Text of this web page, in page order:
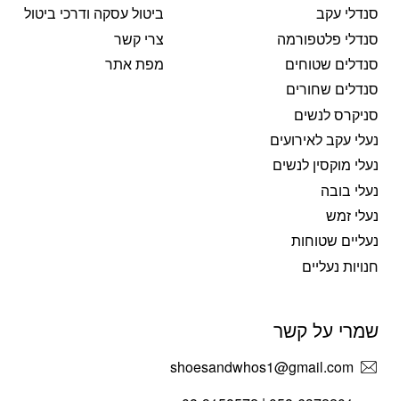
סנדלי עקב
סנדלי פלטפורמה
סנדלים שטוחים
סנדלים שחורים
סניקרס לנשים
נעלי עקב לאירועים
נעלי מוקסין לנשים
נעלי בובה
נעלי זמש
נעליים שטוחות
חנויות נעליים
ביטול עסקה ודרכי ביטול
צרי קשר
מפת אתר
שמרי על קשר
shoesandwhos1@gmail.com